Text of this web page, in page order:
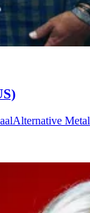
Alternative Metal